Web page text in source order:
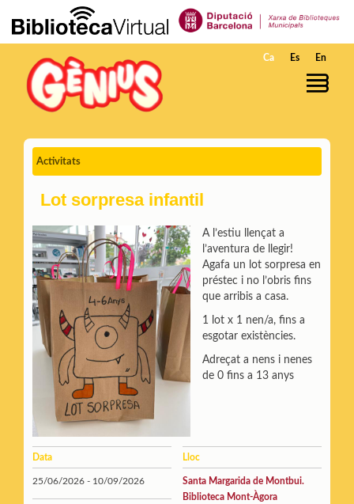
Salta al contingut principal
Ca Es En
Activitats
Lot sorpresa infantil
A l’estiu llençat a
l’aventura de llegir!
Agafa un lot sorpresa en
préstec i no l’obris fins
que arribis a casa.
1 lot x 1 nen/a, fins a
esgotar existències.
Adreçat a nens i nenes
de 0 fins a 13 anys
Data
25/06/2026 - 10/09/2026
Lloc
Santa Margarida de Montbui.
Biblioteca Mont-Àgora